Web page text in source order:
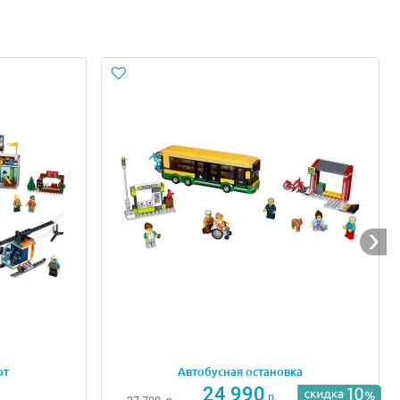
для быстрого перекуса на свежем воздухе. Также
Автобусная остановка
24 990 р.